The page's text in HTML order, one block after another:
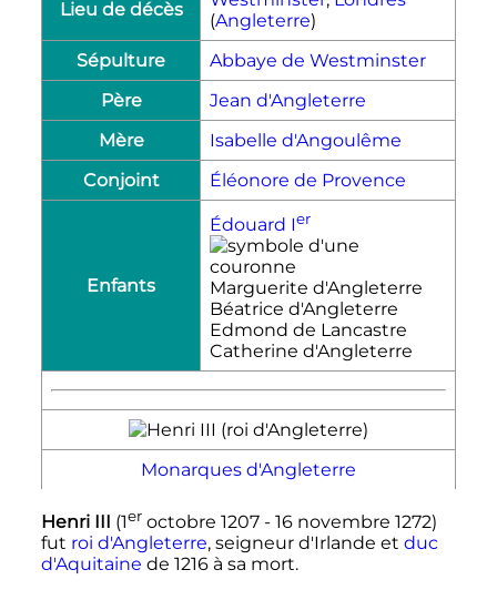
Lieu de décès
(Angleterre)
Sépulture
Abbaye de Westminster
Père
Jean d'Angleterre
Mère
Isabelle d'Angoulême
Conjoint
Éléonore de Provence
Enfants
Édouard Ier
Marguerite d'Angleterre
Béatrice d'Angleterre
Edmond de Lancastre
Catherine d'Angleterre
Monarques d'Angleterre
Henri III (1eroctobre 1207- 16 novembre 1272)
fut roi d'Angleterre, seigneur d'Irlande et duc
d'Aquitaine de 1216 à sa mort.